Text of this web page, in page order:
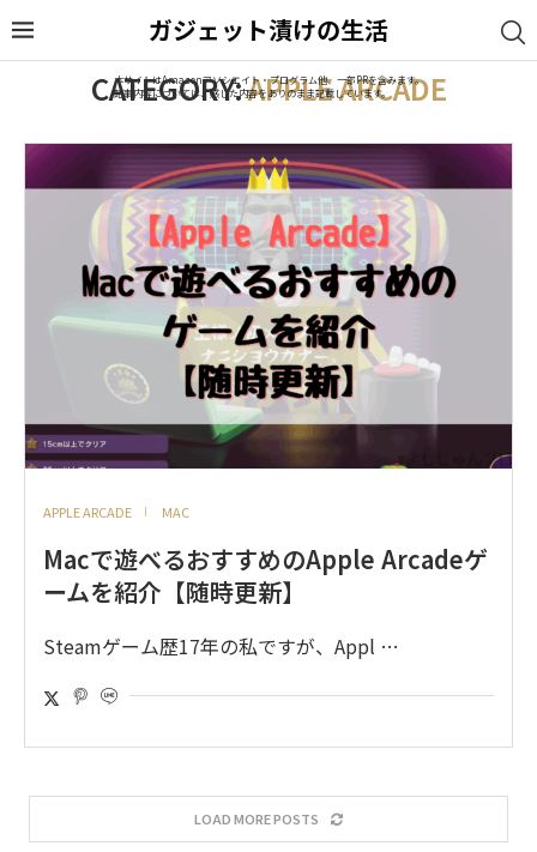
ガジェット漬けの生活
本サイトはAmazonアソシエイト・プログラム他、一部PRを含みます。
記事内容については、感じた内容をありのまま記載しています。
CATEGORY:APPLE ARCADE
APPLE ARCADE MAC
Macで遊べるおすすめのApple Arcadeゲ
ームを紹介【随時更新】
Steamゲーム歴17年の私ですが、Appl …
LOAD MORE POSTS